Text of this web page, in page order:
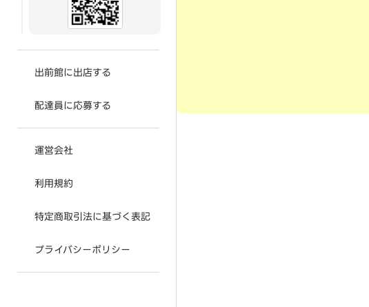
出前館に出店する
配達員に応募する
運営会社
利用規約
特定商取引法に基づく表記
プライバシーポリシー